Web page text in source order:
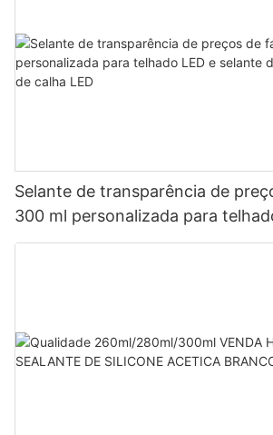
Selante de transparência de
300 ml personalizada para
de silicone acético de calha LED